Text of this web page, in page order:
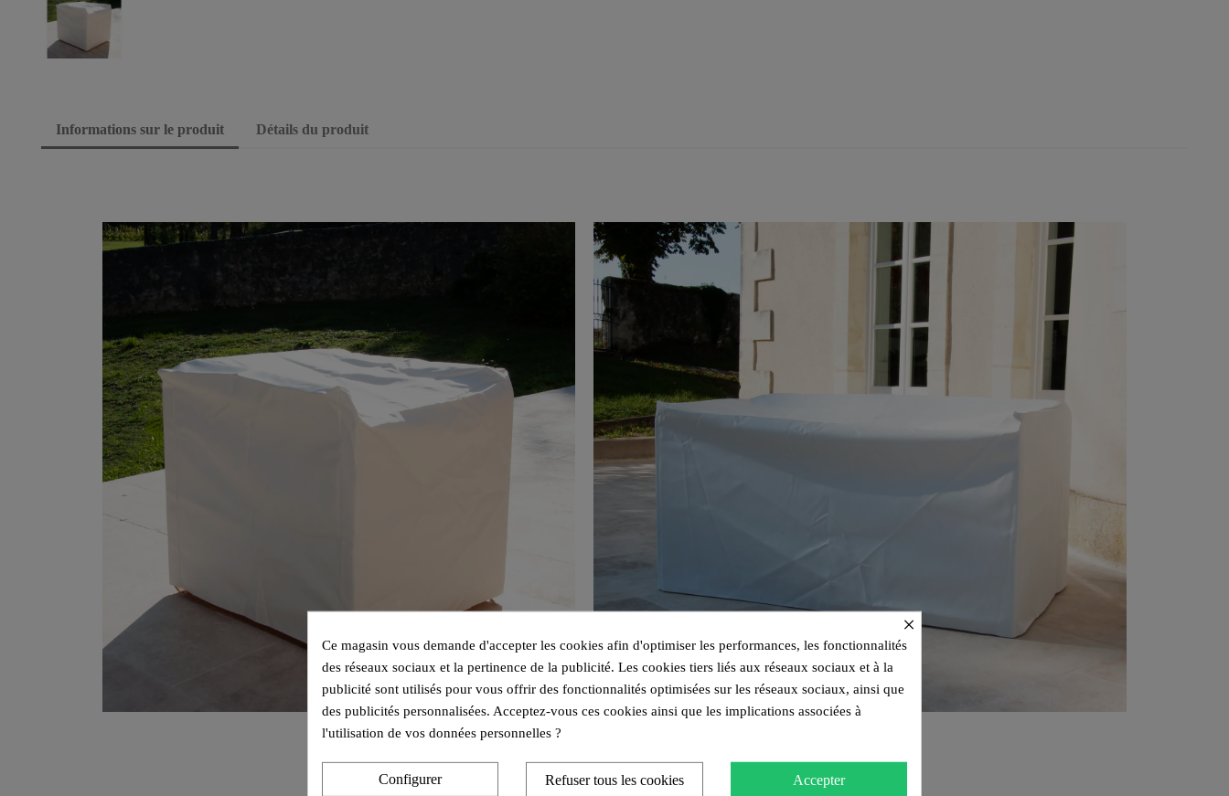
Informations sur le produit Détails du produit
×
Ce magasin vous demande d'accepter les cookies afin d'optimiser les performances, les fonctionnalités
des réseaux sociaux et la pertinence de la publicité. Les cookies tiers liés aux réseaux sociaux et à la
publicité sont utilisés pour vous offrir des fonctionnalités optimisées sur les réseaux sociaux, ainsi que
des publicités personnalisées. Acceptez-vous ces cookies ainsi que les implications associées à
l'utilisation de vos données personnelles ?
Accepter
Refuser tous les cookies
Configurer